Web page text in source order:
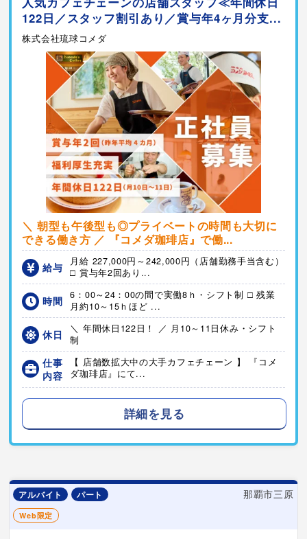
122日／スタッフ割引あり／賞与年4ヶ月分支...
株式会社琉球コメダ
＼ 朝型も午後型も◎プライベートの時間も大切に
できる働き方 ／ 『コメダ珈琲店』で働...
給与
月給 227,000円～242,000円（店舗勤務手当含む）
□ 賞与年2回あり...
時間
6：00～24：00の間で実働8ｈ・シフト制 □ 残業
月約10～15ｈほど ...
休日
＼ 年間休日122日！ ／ 月10～11日休み・シフト
制
仕事
内容
【 店舗数拡大中の大手カフェチェーン 】 『コメ
ダ珈琲店』にて...
詳細を見る
アルバイト パート 那覇市三原
Web限定